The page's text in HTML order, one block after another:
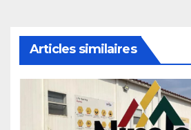
Articles similaires